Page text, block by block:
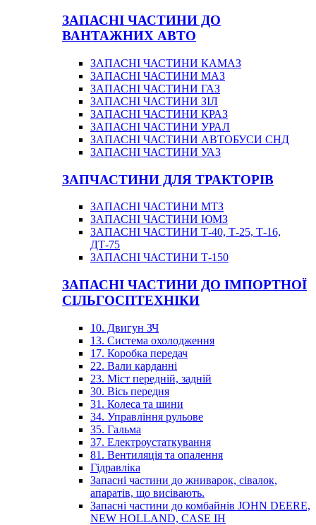
ЗАПАСНІ ЧАСТИНИ ДО
ВАНТАЖНИХ АВТО
ЗАПАСНІ ЧАСТИНИ КАМАЗ
ЗАПАСНІ ЧАСТИНИ МАЗ
ЗАПАСНІ ЧАСТИНИ ГАЗ
ЗАПАСНІ ЧАСТИНИ ЗІЛ
ЗАПАСНІ ЧАСТИНИ КРАЗ
ЗАПАСНІ ЧАСТИНИ УРАЛ
ЗАПАСНІ ЧАСТИНИ АВТОБУСИ СНД
ЗАПАСНІ ЧАСТИНИ УАЗ
ЗАПЧАСТИНИ ДЛЯ ТРАКТОРІВ
ЗАПАСНІ ЧАСТИНИ МТЗ
ЗАПАСНІ ЧАСТИНИ ЮМЗ
ЗАПАСНІ ЧАСТИНИ Т-40, Т-25, Т-16,
ДТ-75
ЗАПАСНІ ЧАСТИНИ Т-150
ЗАПАСНІ ЧАСТИНИ ДО ІМПОРТНОЇ
СІЛЬГОСПТЕХНІКИ
10. Двигун ЗЧ
13. Система охолодження
17. Коробка передач
22. Вали карданні
23. Міст передній, задній
30. Вісь передня
31. Колеса та шини
34. Управління рульове
35. Гальма
37. Електроустаткування
81. Вентиляція та опалення
Гідравліка
Запасні частини до жниварок, сівалок,
апаратів, що висівають.
Запасні частини до комбайнів JOHN DEERE,
NEW HOLLAND, CASE IH